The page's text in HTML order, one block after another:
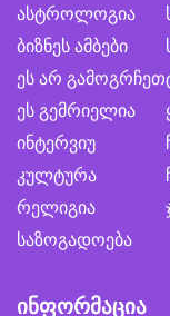
ასტროლოგია
ბიზნეს ამბები
ეს არ გამოგრჩეთ
ეს გემრიელია
ინტერვიუ
კულტურა
რელიგია
საზოგადოება
ინფორმაცია